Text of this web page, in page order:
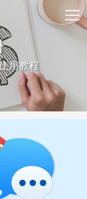
用教程